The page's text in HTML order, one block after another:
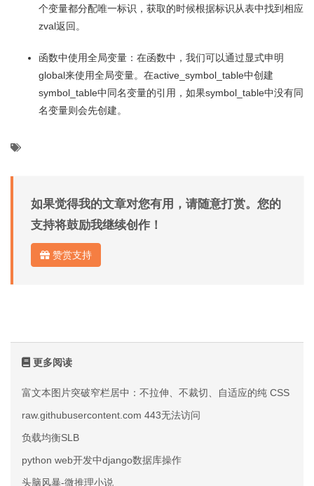
个变量都分配唯一标识，获取的时候根据标识从表中找到相应
zval返回。
函数中使用全局变量：在函数中，我们可以通过显式申明
global来使用全局变量。在active_symbol_table中创建
symbol_table中同名变量的引用，如果symbol_table中没有同
名变量则会先创建。
如果觉得我的文章对您有用，请随意打赏。您的
支持将鼓励我继续创作！
赞赏支持
更多阅读
富文本图片突破窄栏居中：不拉伸、不裁切、自适应的纯 CSS 方案
raw.githubusercontent.com 443无法访问
负载均衡SLB
python web开发中django数据库操作
头脑风暴-微推理小说